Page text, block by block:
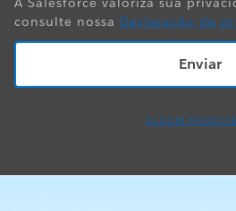
consulte nossa Declaração de
ALGUM